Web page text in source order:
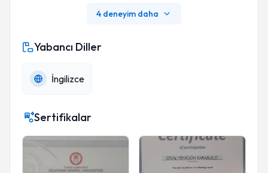
4 deneyim daha
Yabancı Diller
İngilizce
Sertifikalar